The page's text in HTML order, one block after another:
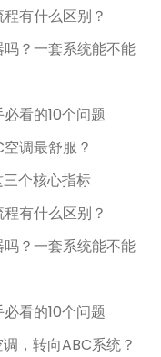
有什么区别？
？一套系统能不能
看的10个问题
调最舒服？
个核心指标
有什么区别？
？一套系统能不能
看的10个问题
，转向ABC系统？